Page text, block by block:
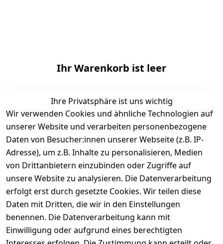
Ihr Warenkorb ist leer
Ihre Privatsphäre ist uns wichtig
Wir verwenden Cookies und ähnliche Technologien auf
unserer Website und verarbeiten personenbezogene
Daten von Besucher:innen unserer Webseite (z.B. IP-
Adresse), um z.B. Inhalte zu personalisieren, Medien
von Drittanbietern einzubinden oder Zugriffe auf
unsere Website zu analysieren. Die Datenverarbeitung
erfolgt erst durch gesetzte Cookies. Wir teilen diese
Daten mit Dritten, die wir in den Einstellungen
benennen. Die Datenverarbeitung kann mit
Einwilligung oder aufgrund eines berechtigten
RechtlichesKontakt
Registrieren
Versand
Versandkost
en